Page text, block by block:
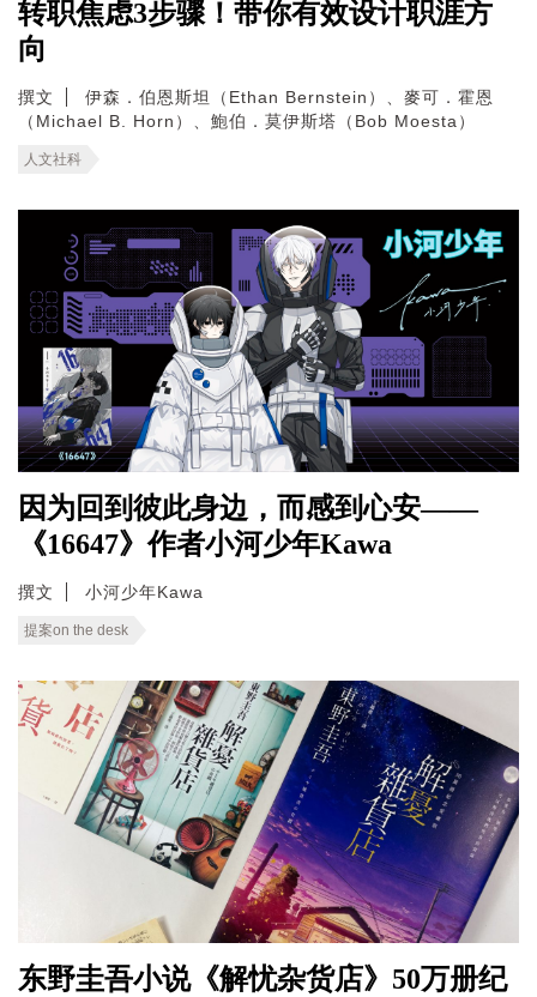
转职焦虑3步骤！带你有效设计职涯方
向
撰文
伊森．伯恩斯坦（Ethan Bernstein）、麥可．霍恩
（Michael B. Horn）、鮑伯．莫伊斯塔（Bob Moesta）
人文社科
因为回到彼此身边，而感到心安——
《16647》作者小河少年Kawa
撰文 小河少年Kawa
提案on the desk
东野圭吾小说《解忧杂货店》50万册纪